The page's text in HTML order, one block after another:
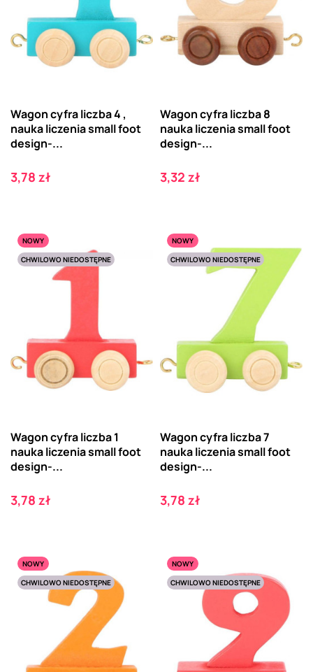
Wagon cyfra liczba 4 ,
nauka liczenia small foot
design-...
Cena
3,78 zł
Wagon cyfra liczba 8
nauka liczenia small foot
design-...
Cena
3,32 zł
NOWY
CHWILOWO NIEDOSTĘPNE
Wagon cyfra liczba 1
nauka liczenia small foot
design-...
Cena
3,78 zł
NOWY
CHWILOWO NIEDOSTĘPNE
Wagon cyfra liczba 7
nauka liczenia small foot
design-...
Cena
3,78 zł
NOWY
CHWILOWO NIEDOSTĘPNE
NOWY
CHWILOWO NIEDOSTĘPNE